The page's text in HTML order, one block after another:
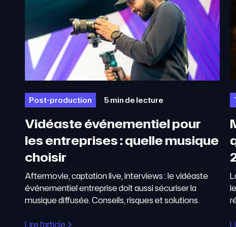
Post-production 5 min de lecture
Vidéaste événementiel pour
les entreprises : quelle musique
choisir
Aftermovie, captation live, interviews : le vidéaste
événementiel entreprise doit aussi sécuriser la
musique diffusée. Conseils, risques et solutions.
Lire l'article